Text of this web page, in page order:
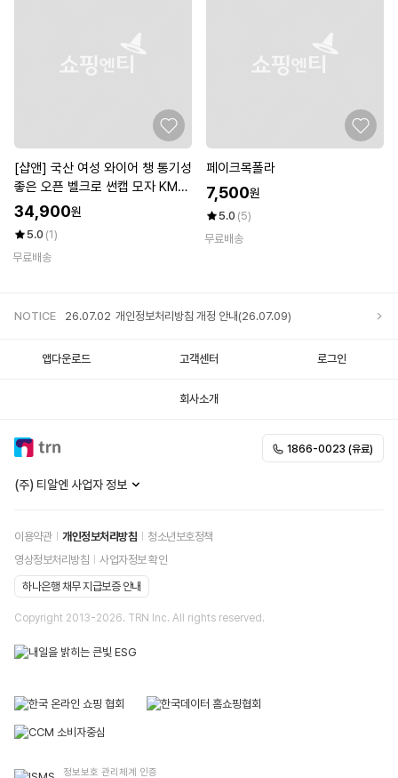
[샵앤] 국산 여성 와이어 챙 통기성
좋은 오픈 벨크로 썬캡 모자 KM-
WH-0815
34,900원
5.0 (1)
무료배송
페이크목폴라
7,500원
5.0 (5)
무료배송
NOTICE 26.07.02 개인정보처리방침 개정 안내(26.07.09)
앱다운로드 고객센터 로그인
회사소개
(주) 티알엔 사업자 정보
이용약관 개인정보처리방침
청소년보호정책
영상정보처리방침
사업자정보 확인
하나은행 채무 지급보증 안내
Copyright 2013-2026. TRN Inc. All rights reserved.
정보보호 관리체계 인증
1866-0023 (유료)